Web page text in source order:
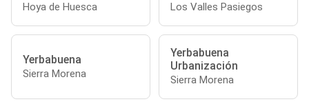
Hoya de Huesca Los Valles Pasiegos
Yerbabuena
Sierra Morena
Yerbabuena
Urbanización
Sierra Morena